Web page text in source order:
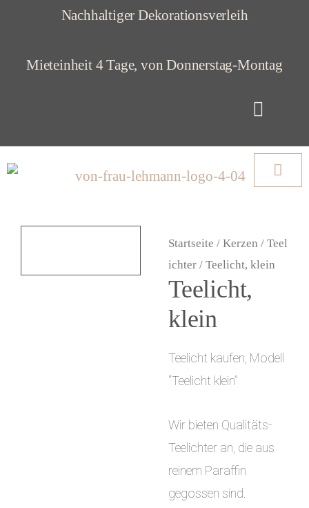
h
Nachhaltiger Dekorationsverleih
Mieteinheit 4 Tage, von Donnerstag-Montag
Startseite / Kerzen / Teel
ichter / Teelicht, klein
Teelicht,
klein
Teelicht kaufen, Modell
“Teelicht klein”
Wir bieten Qualitäts-
Teelichter an, die aus
reinem Paraffin
gegossen sind.